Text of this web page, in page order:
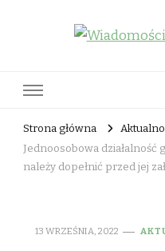
Strona główna
Jednoosobowa
należy dopełnić przed jej
13 WRZEŚNIA, 2022